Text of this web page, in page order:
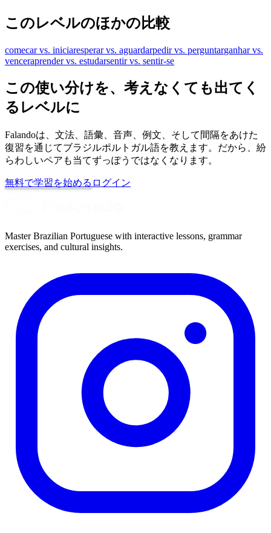
このレベルのほかの比較
comecar vs. iniciaresperar vs. aguardarpedir vs. perguntarganhar vs.
venceraprender vs. estudarsentir vs. sentir-se
この使い分けを、考えなくても出てく
るレベルに
Falandoは、文法、語彙、音声、例文、そして間隔をあけた
復習を通じてブラジルポルトガル語を教えます。だから、紛
らわしいペアも当てずっぽうではなくなります。
無料で学習を始める ログイン
Master Brazilian Portuguese with interactive lessons, grammar
exercises, and cultural insights.